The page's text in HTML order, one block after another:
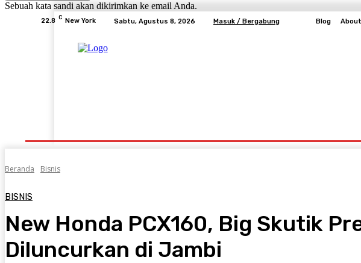
Sebuah kata sandi akan dikirimkan ke email Anda.
22.8 C New York Sabtu, Agustus 8, 2026 Masuk / Bergabung Blog About
Beranda Bisnis
BISNIS
New Honda PCX160, Big Skutik
Diluncurkan di Jambi